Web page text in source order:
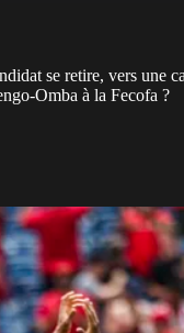
se retire, vers une
Omba à la Fecofa ?